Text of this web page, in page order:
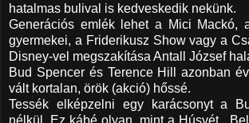
hatalmas bulival is kedveskedik nekünk.
Generációs emlék lehet a Mici Mackó,
gyermekei, a Friderikusz Show vagy a
Disney-vel megszakítása Antall József
Bud Spencer és Terence Hill azonban
vált kortalan, örök (akció) hőssé.
Tessék elképzelni egy karácsonyt a
nélkül. Ez kábé olyan, mint a Húsvét,